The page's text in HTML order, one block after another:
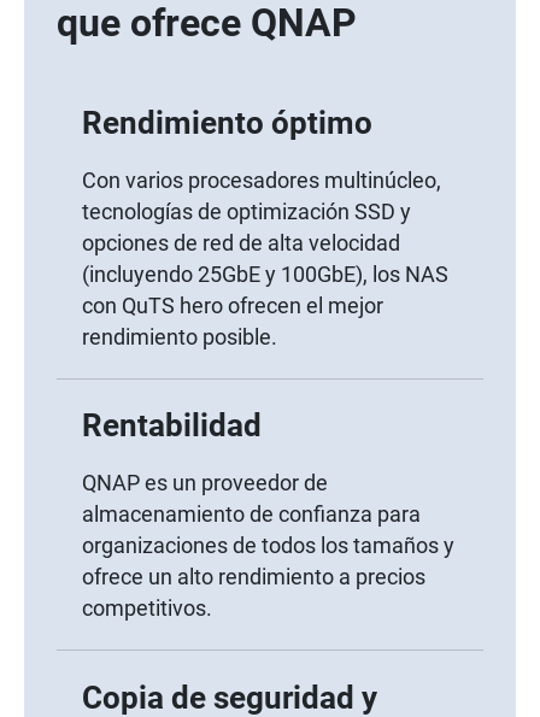
que ofrece QNAP
Rendimiento óptimo
Con varios procesadores multinúcleo,
tecnologías de optimización SSD y
opciones de red de alta velocidad
(incluyendo 25GbE y 100GbE), los NAS
con QuTS hero ofrecen el mejor
rendimiento posible.
Rentabilidad
QNAP es un proveedor de
almacenamiento de confianza para
organizaciones de todos los tamaños y
ofrece un alto rendimiento a precios
competitivos.
Copia de seguridad y